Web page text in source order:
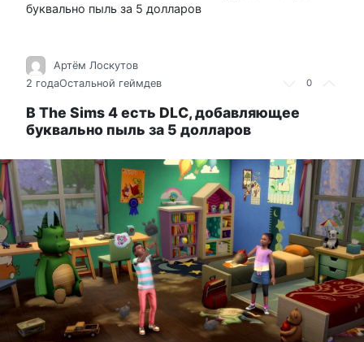
буквально пыль за 5 долларов
0
Артём Лоскутов
2 годаОстальной геймдев
В The Sims 4 есть DLC, добавляющее
буквально пыль за 5 долларов